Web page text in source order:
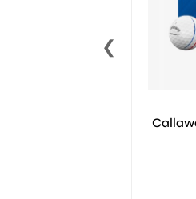
❮